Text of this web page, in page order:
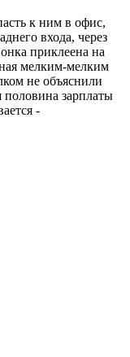
к ним в офис,
входа, через
приклеена на
мелким-мелким
не объяснили
половина зарплаты
-